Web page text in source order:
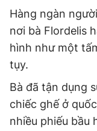
Hàng ngàn
nơi bà Flordelis
hình như một
tụy.
Bà đã tận dụng
chiếc ghế ở
nhiều phiếu bầu